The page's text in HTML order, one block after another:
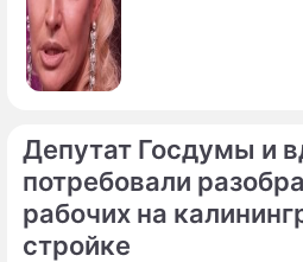
Депутат Госдумы и
потребовали
рабочих на
стройке